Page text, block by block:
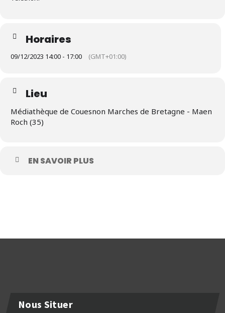
Horaires
09/12/2023 14:00 - 17:00 (GMT+01:00)
Lieu
Médiathèque de Couesnon Marches de Bretagne - Maen
Roch (35)
EN SAVOIR PLUS
Nous Situer